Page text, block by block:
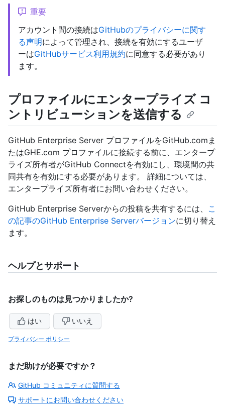
重要
アカウント間の接続はGitHubのプライバシーに関す
る声明によって管理され、接続を有効にするユーザ
ーはGitHubサービス利用規約に同意する必要があり
ます。
プロファイルにエンタープライズ コ
ントリビューションを送信する
GitHub Enterprise Server プロファイルをGitHub.comま
たはGHE.com プロファイルに接続する前に、エンタープ
ライズ所有者がGitHub Connectを有効にし、環境間の共
同共有を有効にする必要があります。 詳細については、
エンタープライズ所有者にお問い合わせください。
GitHub Enterprise Serverからの投稿を共有するには、 こ
の記事のGitHub Enterprise Serverバージョンに切り替え
ます。
ヘルプとサポート
お探しのものは見つかりましたか?
はい いいえ
プライバシー ポリシー
まだ助けが必要ですか？
GitHub コミュニティに質問する
サポートにお問い合わせください